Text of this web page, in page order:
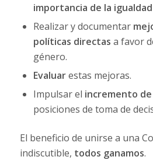
importancia de la
Realizar y documentar
políticas directas a favor
género.
Evaluarestas mejoras.
Impulsar el incremento
posiciones de toma de
El beneficio de unirse a una
indiscutible, todos ganamos.